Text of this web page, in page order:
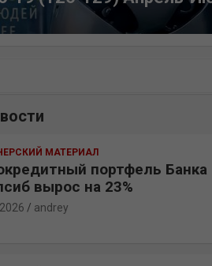
МАТЕРИАЛ
портфель Банка
вырос на 23%
andrey